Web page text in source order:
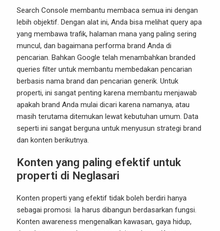
Search Console membantu membaca semua ini dengan
lebih objektif. Dengan alat ini, Anda bisa melihat query apa
yang membawa trafik, halaman mana yang paling sering
muncul, dan bagaimana performa brand Anda di
pencarian. Bahkan Google telah menambahkan branded
queries filter untuk membantu membedakan pencarian
berbasis nama brand dan pencarian generik. Untuk
properti, ini sangat penting karena membantu menjawab
apakah brand Anda mulai dicari karena namanya, atau
masih terutama ditemukan lewat kebutuhan umum. Data
seperti ini sangat berguna untuk menyusun strategi brand
dan konten berikutnya.
Konten yang paling efektif untuk
properti di Neglasari
Konten properti yang efektif tidak boleh berdiri hanya
sebagai promosi. Ia harus dibangun berdasarkan fungsi.
Konten awareness mengenalkan kawasan, gaya hidup,